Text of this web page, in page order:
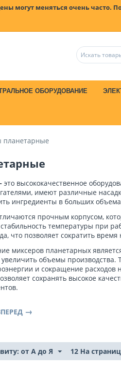
могут меняться очень часто.
ОБОРУДОВАНИЕ
планетарные
это высококачественное
имеют различные
ингредиенты в больших
прочным корпусом,
температуры при
что позволяет сократить
миксеров планетарных
объемы производства.
и сокращение
сохранять высокое
от А до Я 12 На